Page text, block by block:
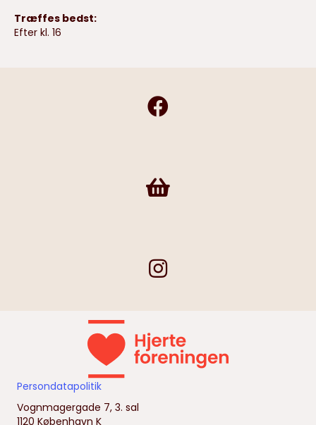
Træffes bedst:
Efter kl. 16
Frivilligshop
Persondatapolitik
Vognmagergade 7, 3. sal
1120 København K